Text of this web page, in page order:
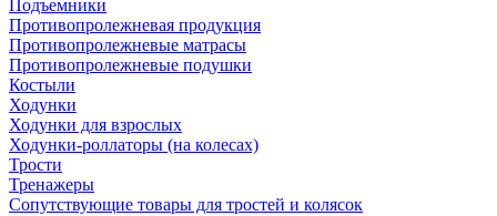
Подъемники
Противопролежневая продукция
Противопролежневые матрасы
Противопролежневые подушки
Костыли
Ходунки
Ходунки для взрослых
Ходунки-роллаторы (на колесах)
Трости
Тренажеры
Сопутствующие товары для тростей и колясок